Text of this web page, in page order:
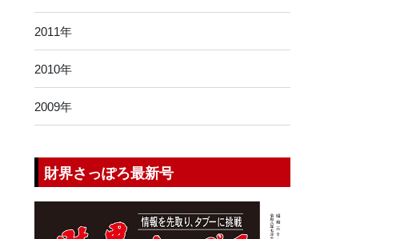
2011年
2010年
2009年
財界さっぽろ最新号